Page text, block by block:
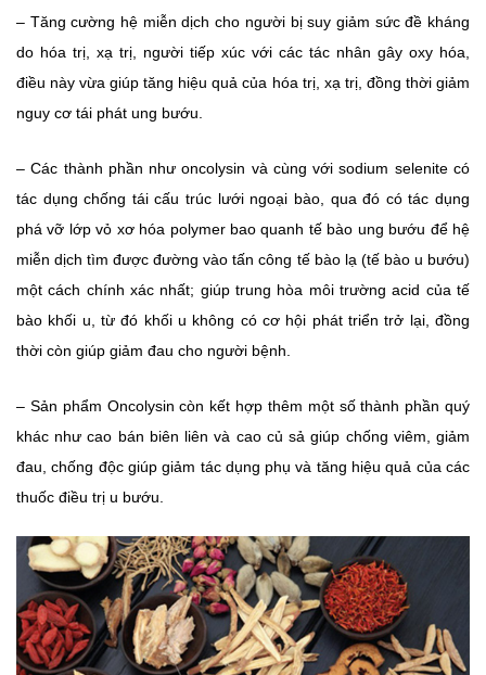
– Tăng cường hệ miễn dịch cho người bị suy giảm sức đề kháng
do hóa trị, xạ trị, người tiếp xúc với các tác nhân gây oxy hóa,
điều này vừa giúp tăng hiệu quả của hóa trị, xạ trị, đồng thời giảm
nguy cơ tái phát ung bướu.
– Các thành phần như oncolysin và cùng với sodium selenite có
tác dụng chống tái cấu trúc lưới ngoại bào, qua đó có tác dụng
phá vỡ lớp vỏ xơ hóa polymer bao quanh tế bào ung bướu để hệ
miễn dịch tìm được đường vào tấn công tế bào lạ (tế bào u bướu)
một cách chính xác nhất; giúp trung hòa môi trường acid của tế
bào khối u, từ đó khối u không có cơ hội phát triển trở lại, đồng
thời còn giúp giảm đau cho người bệnh.
– Sản phẩm Oncolysin còn kết hợp thêm một số thành phần quý
khác như cao bán biên liên và cao củ sả giúp chống viêm, giảm
đau, chống độc giúp giảm tác dụng phụ và tăng hiệu quả của các
thuốc điều trị u bướu.